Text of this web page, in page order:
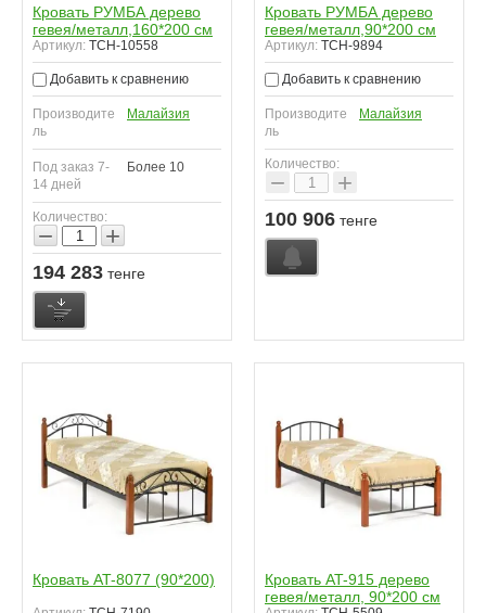
Кровать РУМБА дерево
гевея/металл,160*200 см
Артикул: TCH-10558
Добавить к сравнению
Производите
ль
Малайзия
Под заказ 7-
14 дней
Более 10
Количество:
− +
194 283 тенге
Кровать РУМБА дерево
гевея/металл,90*200 см
Артикул: TCH-9894
Добавить к сравнению
Производите
ль
Малайзия
Количество:
− +
100 906 тенге
Кровать AT-8077 (90*200)
Кровать AT-915 дерево
гевея/металл, 90*200 см